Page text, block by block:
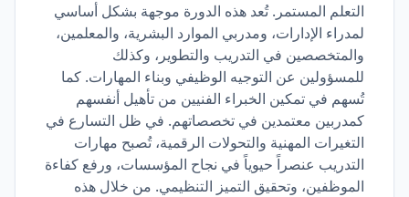
التعلم المستمر. تُعد هذه الدورة موجهة بشكل أساسي
لمدراء الإدارات، ومدربي الموارد البشرية، والمعلمين،
والمتخصصين في التدريب والتطوير، وكذلك
للمسؤولين عن التوجيه الوظيفي وبناء المهارات. كما
تُسهم في تمكين الخبراء الفنيين من تأهيل أنفسهم
كمدربين معتمدين في تخصصاتهم. في ظل التسارع في
التغيرات المهنية والتحولات الرقمية، تُصبح مهارات
التدريب عنصراً حيوياً في نجاح المؤسسات، ورفع كفاءة
الموظفين، وتحقيق التميز التنظيمي. من خلال هذه